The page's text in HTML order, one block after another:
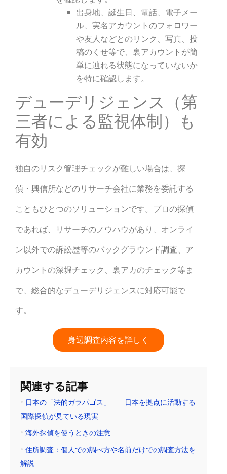
出身地、誕生日、電話、電子メー
ル、実名アカウントのフォロワー
や友人などとのリンク、写真、投
稿のくせ等で、裏アカウントが簡
単に辿れる状態になっていないか
を特に確認します。
デューデリジェンス（第
三者による監視体制）も
有効
独自のリスク管理チェックが難しい場合は、探
偵・興信所などのリサーチ会社に業務を委託する
こともひとつのソリューションです。プロの探偵
であれば、リサーチのノウハウがあり、オンライ
ン以外での訴訟歴等のバックグラウンド調査、ア
カウントの深堀チェック、裏アカのチェック等ま
で、総合的なデューデリジェンスに対応可能で
す。
身辺調査内容を詳しく
関連する記事
日本の「法的ガラパゴス」――日本を拠点に活動する
国際探偵が見ている現実
海外探偵を使うときの注意
住所調査：個人での調べ方や名前だけでの調査方法を
解説